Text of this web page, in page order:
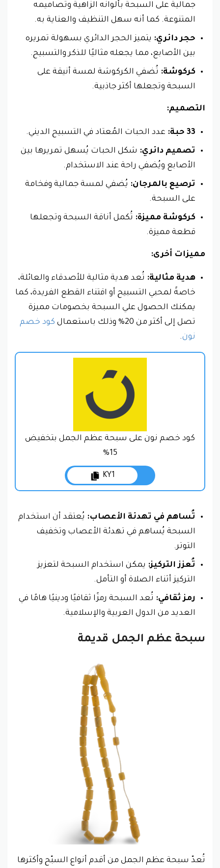
جمالية على السبحة بألوانه الزاهية وتصاميمه
المتنوعة. كما أنه سهل التنظيف والعناية به.
حجر دائري: يتميز الحجر الدائري بسهولة تمريره
بين الأصابع، مما يجعله مثاليًا للذكر والتسبيح.
كركوشة: تُضفي الكركوشة لمسة أنيقة على
السبحة وتجعلها أكثر جاذبية.
التصميم:
33 حبة: عدد الحبات المُعتاد في التسبيح الديني.
تصميم دائري: شكل الحبات يُسهل تمريرها بين
الأصابع ويُضفي راحة عند الاستخدام.
ترصيع بالمرجان: يُضفي لمسة جمالية وفخامة
على السبحة.
كركوشة مميزة: تُكمل أناقة السبحة وتجعلها
قطعة مميزة.
مميزات أخرى:
هدية مثالية: تُعد هدية مثالية للأصدقاء والعائلة،
خاصةً لمحبي التسبيح أو اقتناء القطع الفريدة، كما
يمكنك الحصول علي السبحة بخصومات مميزة
تصل إلى أكثر من 20% وذلك باستعمال
كود خصم
نون.
كود خصم نون على سبحة عظم الجمل بتخفيض
15%
KY1
تُساهم في تهدئة الأعصاب: يُعتقد أن استخدام
السبحة يُساهم في تهدئة الأعصاب وتخفيف
التوتر.
تُعزز التركيز: يمكن استخدام السبحة لتعزيز
التركيز أثناء الصلاة أو التأمل.
رمز ثقافي: تُعد السبحة رمزًا ثقافيًا ودينيًا هامًا في
العديد من الدول العربية والإسلامية.
سبحة عظم الجمل قديمة
تُعدّ سبحة عظم الجمل من أقدم أنواع السبّح وأكثرها